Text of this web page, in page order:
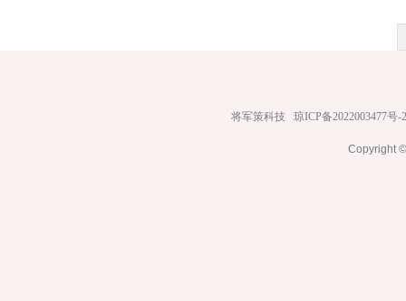
将军策科技 琼ICP备2022003477号-2
Copyright